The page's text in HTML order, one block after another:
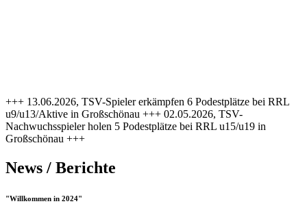
+++ 13.06.2026, TSV-Spieler erkämpfen 6 Podestplätze bei RRL
u9/u13/Aktive in Großschönau +++ 02.05.2026, TSV-
Nachwuchsspieler holen 5 Podestplätze bei RRL u15/u19 in
Großschönau +++
News / Berichte
"Willkommen in 2024"